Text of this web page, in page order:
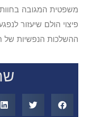
משפטית המגובה
פיצוי הולם שיעזור
ההשלכות הנפשיות של